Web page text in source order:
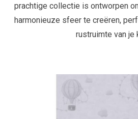
prachtige collectie is ontworpen
harmonieuze sfeer te creëren,
rustruimte van je